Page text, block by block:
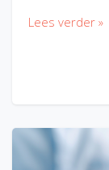
Lees verder »